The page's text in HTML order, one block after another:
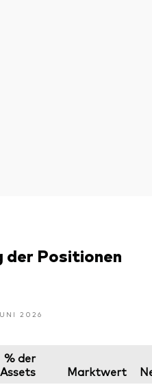
der Positionen
2026
% der
Assets
Marktwert